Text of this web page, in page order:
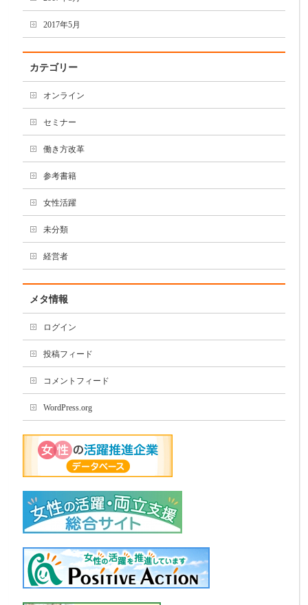
2017年5月
カテゴリー
オンライン
セミナー
働き方改革
参考書籍
女性活躍
未分類
経営者
メタ情報
ログイン
投稿フィード
コメントフィード
WordPress.org